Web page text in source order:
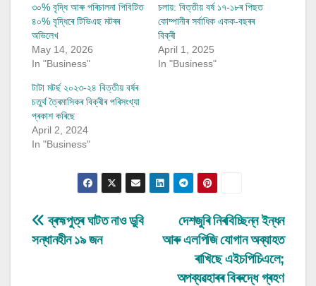
৩০% বৃদ্ধি আৰু পৰিচালনা পিবিটিত
৪০% বৃদ্ধিৰে টিভিএছ মটৰৰ
অভিলেখ
May 14, 2026
In "Business"
চলায়: বিত্তীয় বৰ্ষ ১৭-১৮ৰ পিছত
কোম্পানীৰ সৰ্বাধিক একক-বছৰৰ
বিক্ৰী
April 1, 2025
In "Business"
টাটা মটৰ্ছ ২০২৩-২৪ বিত্তীয় বৰ্ষৰ
চতুৰ্থ ত্ৰৈমাসিকৰ বিক্ৰীৰ পৰিসংখ্যা
প্ৰকাশ কৰিছে
April 2, 2024
In "Business"
Post
navigation
দেশজুৰি নিৰবিচ্ছিন্ন ইন্ধন
আৰু এলপিজি যোগান অব্যাহত
ৰাখিছে এইচপিচিএলে;
অপব্যৱহাৰৰ বিৰুদ্ধে গ্ৰহণ
ব্ৰহ্মপুত্ৰ ঘাটত নাও ডুবি
সন্ধানহীন ১৯ জন